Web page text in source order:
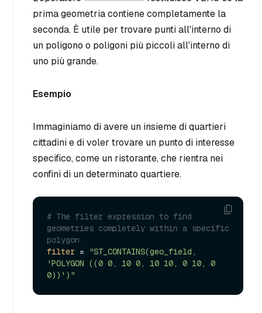
prima geometria contiene completamente la
seconda. È utile per trovare punti all'interno di
un poligono o poligoni più piccoli all'interno di
uno più grande.
Esempio
Immaginiamo di avere un insieme di quartieri
cittadini e di voler trovare un punto di interesse
specifico, come un ristorante, che rientra nei
confini di un determinato quartiere.
# The filter expression to find
geometries completely within a specific
polygon.
filter =
"ST_CONTAINS(geo_field,
'POLYGON ((0 0, 10 0, 10 10, 0 10, 0
0))')"